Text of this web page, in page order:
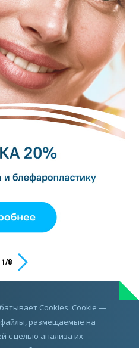
1/8
С ВРАЧОМ
Cookies. Cookie —
размещаемые на
с целью анализа их